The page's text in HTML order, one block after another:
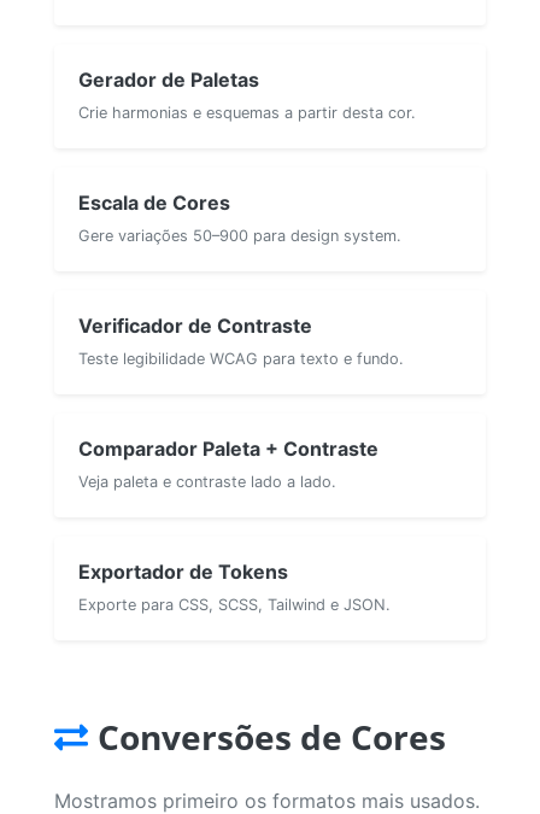
Gerador de Paletas
Crie harmonias e esquemas a partir desta cor.
Escala de Cores
Gere variações 50–900 para design system.
Verificador de Contraste
Teste legibilidade WCAG para texto e fundo.
Comparador Paleta + Contraste
Veja paleta e contraste lado a lado.
Exportador de Tokens
Exporte para CSS, SCSS, Tailwind e JSON.
Conversões de Cores
Mostramos primeiro os formatos mais usados.